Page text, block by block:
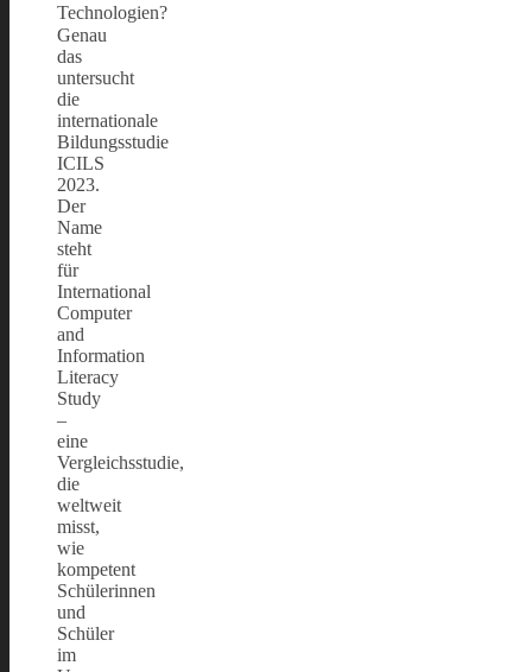
Technologien?
Genau
das
untersucht
die
internationale
Bildungsstudie
ICILS
2023.
Der
Name
steht
für
International
Computer
and
Information
Literacy
Study
–
eine
Vergleichsstudie,
die
weltweit
misst,
wie
kompetent
Schülerinnen
und
Schüler
im